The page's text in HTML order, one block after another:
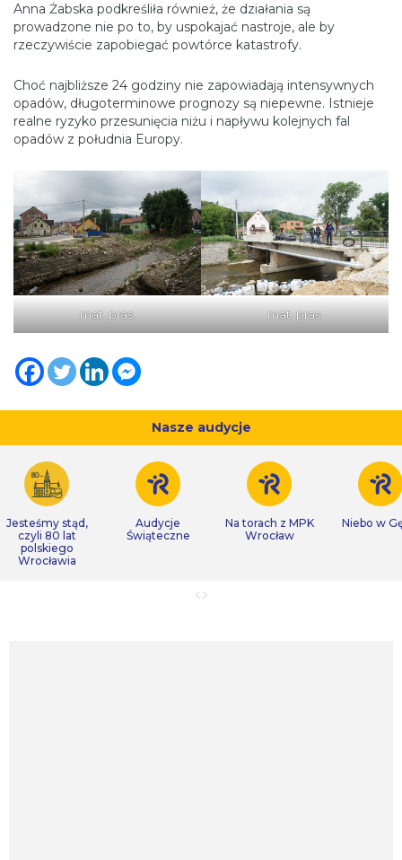
Anna Żabska podkreśliła również, że działania są
prowadzone nie po to, by uspokajać nastroje, ale by
rzeczywiście zapobiegać powtórce katastrofy.
Choć najbliższe 24 godziny nie zapowiadają intensywnych
opadów, długoterminowe prognozy są niepewne. Istnieje
realne ryzyko przesunięcia niżu i napływu kolejnych fal
opadów z południa Europy.
mat. pras. mat. pras.
Nasze audycje
Jesteśmy stąd,
czyli 80 lat
polskiego
Wrocławia
Audycje
Świąteczne
Na torach z MPK
Wrocław
Niebo w